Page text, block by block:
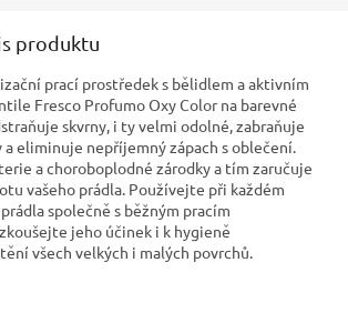
produktu
prací prostředek s bělidlem a aktivním
Fresco Profumo Oxy Color na barevné
skvrny, i ty velmi odolné, zabraňuje
eliminuje nepříjemný zápach s oblečení.
a choroboplodné zárodky a tím zaručuje
vašeho prádla. Používejte při každém
společně s běžným pracím
jeho účinek i k hygieně
všech velkých i malých povrchů.